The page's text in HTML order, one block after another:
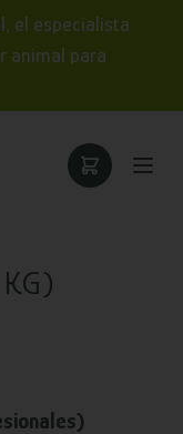
el especialista
animal para